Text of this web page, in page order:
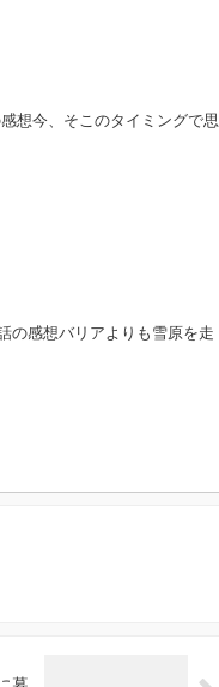
想今、そこのタイミングで思
の感想バリアよりも雪原を走